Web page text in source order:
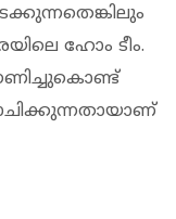
ഹോം ടീം.